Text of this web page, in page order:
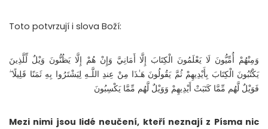
Toto potvrzují i slova Boží:
وَمِنْهُمْ أُمِّيُّونَ لَا يَعْلَمُونَ الْكِتَابَ إِلَّا أَمَانِيَّ وَإِنْ هُمْ إِلَّا يَظُنُّونَ وَيْلٌ لِّلَّذِينَ
يَكْتُبُونَ الْكِتَابَ بِأَيْدِيهِمْ ثُمَّ يَقُولُونَ هَـٰذَا مِنْ عِندِ اللَّـهِ لِيَشْتَرُوا بِهِ ثَمَنًا قَلِيلًا ۖ
فَوَيْلٌ لَّهُم مِّمَّا كَتَبَتْ أَيْدِيهِمْ وَوَيْلٌ لَّهُم مِّمَّا يَكْسِبُونَ
Mezi nimi jsou lidé neučení, kteří neznají z Písma nic